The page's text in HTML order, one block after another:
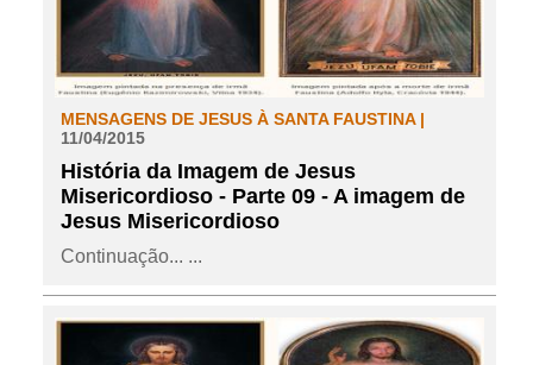
MENSAGENS DE JESUS À SANTA FAUSTINA |
11/04/2015
História da Imagem de Jesus
Misericordioso - Parte 09 - A imagem de
Jesus Misericordioso
Continuação... ...